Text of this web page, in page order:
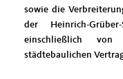
sowie die
der Heinrich-
einschließlich von
städtebaulichen